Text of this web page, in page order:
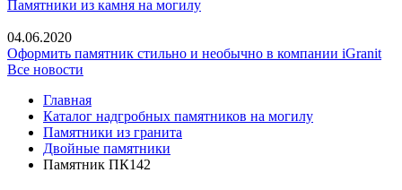
Памятники из камня на могилу
04.06.2020
Оформить памятник стильно и необычно в компании iGranit
Все новости
Главная
Каталог надгробных памятников на могилу
Памятники из гранита
Двойные памятники
Памятник ПК142